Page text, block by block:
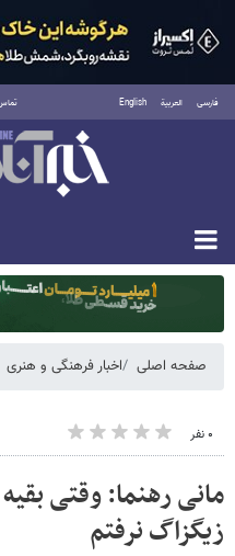
فارسی العربية English
دوشنبه ۱۹ مرداد ۱۴۰۵
صفحه اصلی اخبار فرهنگی و هنری
۰ نفر
مانی رهنما: وقتی
زیگزاگ نرفتم